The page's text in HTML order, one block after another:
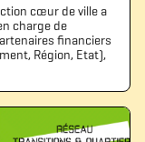
cœur de ville a
charge de
financiers
Région, Etat),